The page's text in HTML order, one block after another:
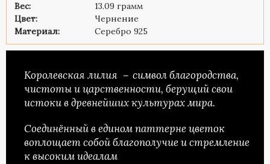
Вес:
13.09 грамм
Цвет:
Чернение
Материал:
Серебро 925
Королевская лилия － символ благородства,
чистоты и царственности, берущий свои
истоки в древнейших культурах мира.
Соединённый в едином паттерне цветок
воплощает собой благополучие и стремление
к высоким идеалам